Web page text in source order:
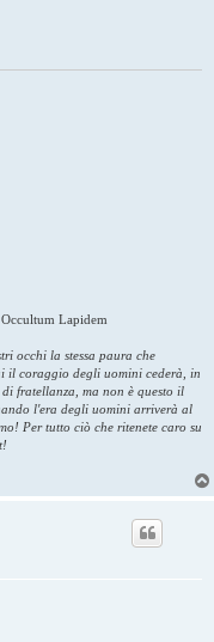
Lapidem
occhi la stessa paura che
il coraggio degli uomini cederà, in
fratellanza, ma non è questo il
l'era degli uomini arriverà al
Per tutto ciò che ritenete caro su